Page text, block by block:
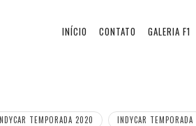
INÍCIO CONTATO GALERIA F1
TEMPORADA 2020 INDYCAR